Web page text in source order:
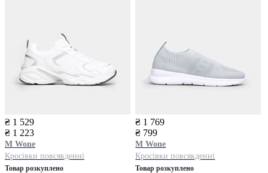
₴ 1 529
₴ 1 223
M Wone
Кросівки повсякденні
Товар розкуплено
₴ 1 769
₴ 799
M Wone
Кросівки повсякденні
Товар розкуплено